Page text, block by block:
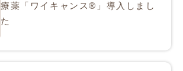
療薬「ワイキャンス®」導入しまし
た